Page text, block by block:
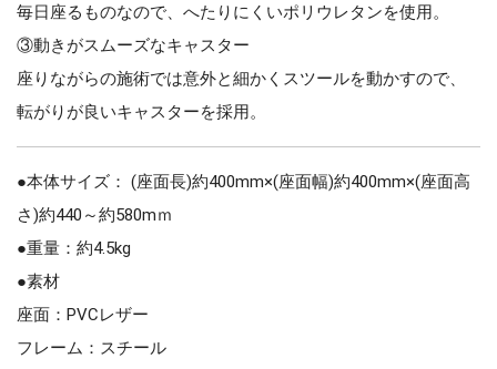
毎日座るものなので、へたりにくいポリウレタンを使用。
③動きがスムーズなキャスター
座りながらの施術では意外と細かくスツールを動かすので、
転がりが良いキャスターを採用。
●本体サイズ： (座面長)約400mm×(座面幅)約400mm×(座面高
さ)約440～約580mｍ
●重量：約4.5kg
●素材
座面：PVCレザー
フレーム：スチール